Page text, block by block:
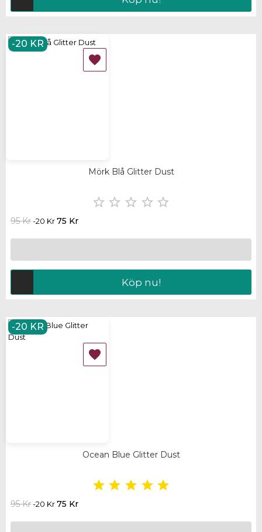
-20 KR

Mörk Blå Glitter Dust
    
95 Kr-20 Kr75 Kr
Köp nu!
-20 KR

Ocean Blue Glitter Dust
    
95 Kr-20 Kr75 Kr